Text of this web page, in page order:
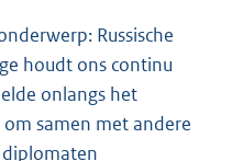
Russische
houdt ons continu
onlangs het
samen met andere
diplomaten